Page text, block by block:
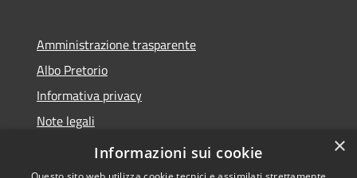
Amministrazione trasparente
Albo Pretorio
Informativa privacy
Note legali
Dichiarazione di accessibilità
×
Informazioni sui cookie